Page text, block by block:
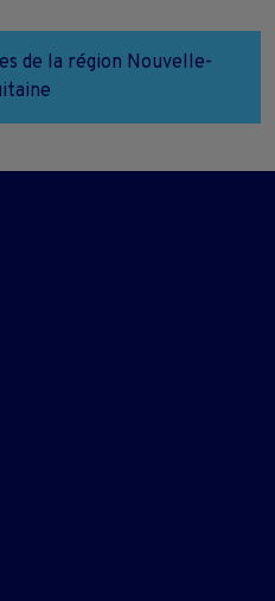
de la région Nouvelle-